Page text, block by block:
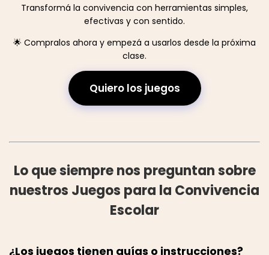
Transformá la convivencia con herramientas simples,
efectivas y con sentido.
🌟 Compralos ahora y empezá a usarlos desde la próxima
clase.
Quiero los juegos
Lo que siempre nos preguntan sobre
nuestros Juegos para la Convivencia
Escolar
¿Los juegos tienen guías o instrucciones?